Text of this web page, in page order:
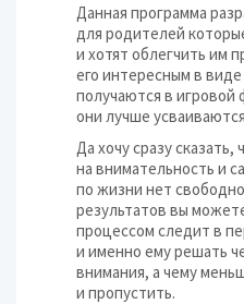
Данная программа
для родителей
и хотят облегчить им
его интересным в
получаются в
они лучше
Да хочу сразу сказать,
на внимательность и
по жизни нет
результатов вы
процессом следит в
и именно ему решать
внимания, а чему
и пропустить.